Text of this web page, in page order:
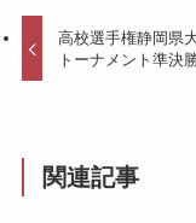
高校選手権静岡県
トーナメント準決
関連記事